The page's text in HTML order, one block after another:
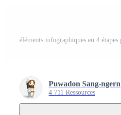
Puwadon Sang-ngern
4 711 Ressources